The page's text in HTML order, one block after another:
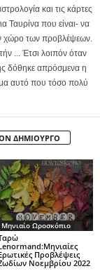
και τις κάρτες
Ταυρίνα που είναι- να
χώρο των προβλέψεων.
... Έτσι λοιπόν όταν
δόθηκε απρόσμενα η
αυτό που τόσο πολύ
ΔΗΜΙΟΥΡΓΟ
Μηνιαίο Ωροσκόπιο
Προβλέψεις
Νοεμβρίου 2022